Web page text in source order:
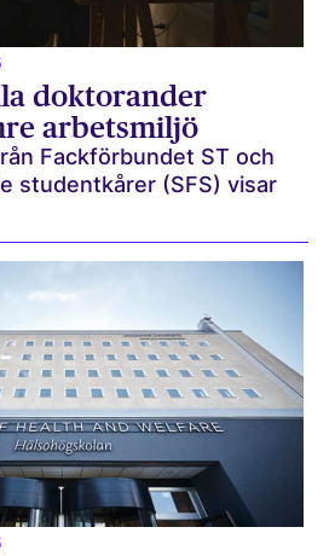
doktorander
arbetsmiljö
Fackförbundet ST och
studentkårer (SFS) visar